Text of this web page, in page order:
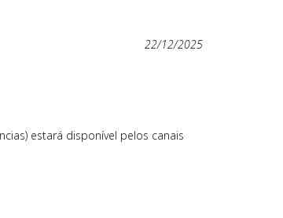
22/12/2025
estará disponível pelos canais